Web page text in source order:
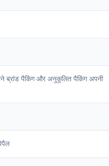
ब्रांड पैकिंग और अनुकूलित पैकिंग अपनी